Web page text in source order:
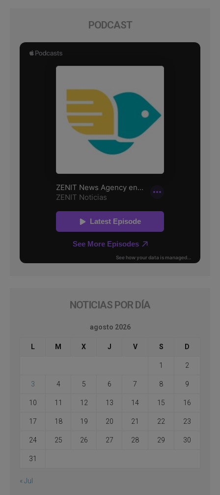
PODCAST
NOTICIAS POR DÍA
agosto 2026
L M X J V S D
1 2
3 4 5 6 7 8 9
10 11 12 13 14 15 16
17 18 19 20 21 22 23
24 25 26 27 28 29 30
31
« Jul